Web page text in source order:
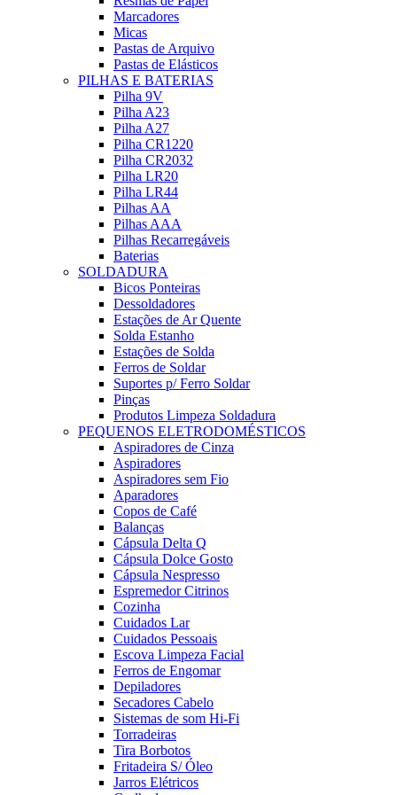
Marcadores
Micas
Pastas de Arquivo
Pastas de Elásticos
PILHAS E BATERIAS
Pilha 9V
Pilha A23
Pilha A27
Pilha CR1220
Pilha CR2032
Pilha LR20
Pilha LR44
Pilhas AA
Pilhas AAA
Pilhas Recarregáveis
Baterias
SOLDADURA
Bicos Ponteiras
Dessoldadores
Estações de Ar Quente
Solda Estanho
Estações de Solda
Ferros de Soldar
Suportes p/ Ferro Soldar
Pinças
Produtos Limpeza Soldadura
PEQUENOS ELETRODOMÉSTICOS
Aspiradores de Cinza
Aspiradores
Aspiradores sem Fio
Aparadores
Copos de Café
Balanças
Cápsula Delta Q
Cápsula Dolce Gosto
Cápsula Nespresso
Espremedor Citrinos
Cozinha
Cuidados Lar
Cuidados Pessoais
Escova Limpeza Facial
Ferros de Engomar
Depiladores
Secadores Cabelo
Sistemas de som Hi-Fi
Torradeiras
Tira Borbotos
Fritadeira S/ Óleo
Jarros Elétricos